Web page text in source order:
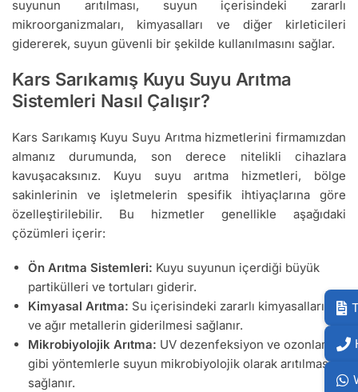
suyunun arıtılması, suyun içerisindeki zararlı
mikroorganizmaları, kimyasalları ve diğer kirleticileri
gidererek, suyun güvenli bir şekilde kullanılmasını sağlar.
Kars Sarıkamış Kuyu Suyu Arıtma
Sistemleri Nasıl Çalışır?
Kars Sarıkamış Kuyu Suyu Arıtma hizmetlerini firmamızdan
almanız durumunda, son derece nitelikli cihazlara
kavuşacaksınız. Kuyu suyu arıtma hizmetleri, bölge
sakinlerinin ve işletmelerin spesifik ihtiyaçlarına göre
özelleştirilebilir. Bu hizmetler genellikle aşağıdaki
çözümleri içerir:
Ön Arıtma Sistemleri: Kuyu suyunun içerdiği büyük
partikülleri ve tortuları giderir.
Kimyasal Arıtma: Su içerisindeki zararlı kimyasalların
ve ağır metallerin giderilmesi sağlanır.
Mikrobiyolojik Arıtma: UV dezenfeksiyon ve ozonlama
gibi yöntemlerle suyun mikrobiyolojik olarak arıtılması
sağlanır.